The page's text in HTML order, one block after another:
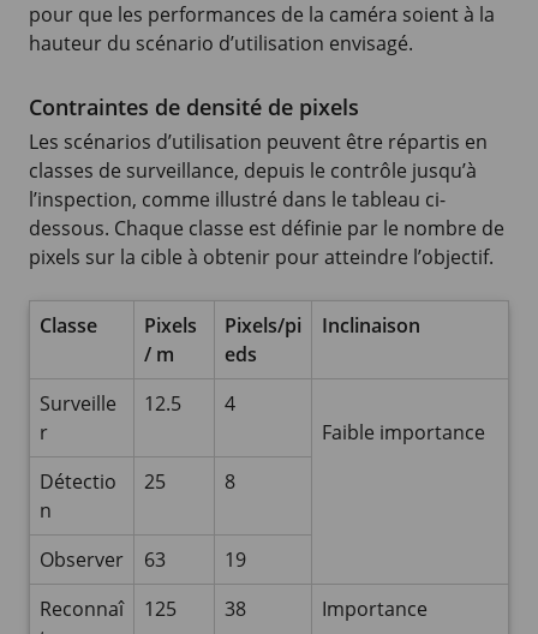
pour que les performances de la caméra soient à la
hauteur du scénario d’utilisation envisagé.
Contraintes de densité de pixels
Les scénarios d’utilisation peuvent être répartis en
classes de surveillance, depuis le contrôle jusqu’à
l’inspection, comme illustré dans le tableau ci-
dessous. Chaque classe est définie par le nombre de
pixels sur la cible à obtenir pour atteindre l’objectif.
Classe
Pixels
/ m
Pixels/pi
eds
Inclinaison
Surveille
r
12.5
4
Faible importance
Détectio
n
25 8
Observer 63
19
Reconnaî
125 38
Importance